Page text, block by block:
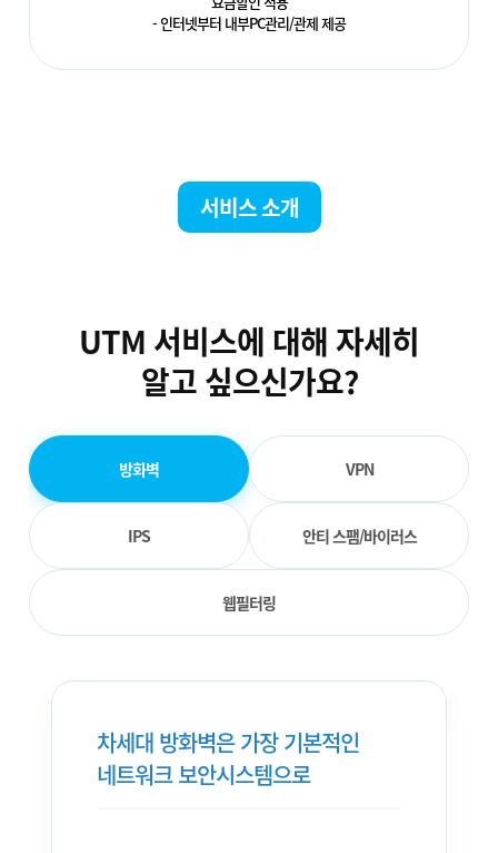
- 인터넷부터 내부PC관리/관제 제공
서비스 소개
UTM 서비스에 대해 자세히
알고 싶으신가요?
방화벽 VPN
IPS 안티 스팸/바이러스
웹필터링
차세대 방화벽은 가장 기본적인
네트워크 보안시스템으로